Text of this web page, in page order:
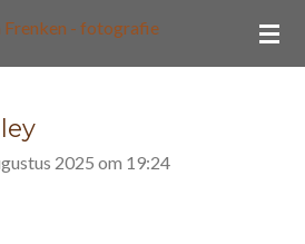
2025 om 19:24